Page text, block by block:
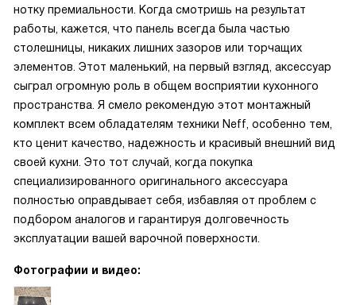
нотку премиальности. Когда смотришь на результат
работы, кажется, что панель всегда была частью
столешницы, никаких лишних зазоров или торчащих
элементов. Этот маленький, на первый взгляд, аксессуар
сыграл огромную роль в общем восприятии кухонного
пространства. Я смело рекомендую этот монтажный
комплект всем обладателям техники Neff, особенно тем,
кто ценит качество, надежность и красивый внешний вид
своей кухни. Это тот случай, когда покупка
специализированного оригинального аксессуара
полностью оправдывает себя, избавляя от проблем с
подбором аналогов и гарантируя долговечность
эксплуатации вашей варочной поверхности.
Фотографии и видео: